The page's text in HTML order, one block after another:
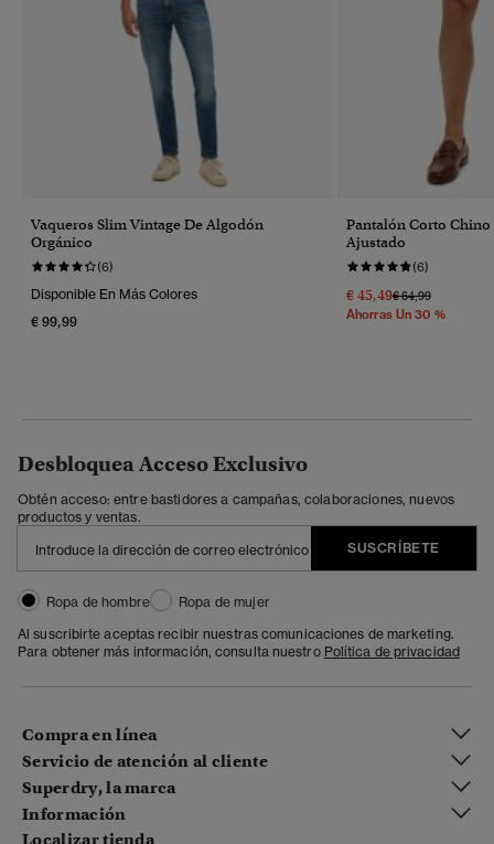
Vaqueros Slim Vintage De Algodón
Orgánico
(6)
Disponible En Más Colores
€ 99,99
Pantalón Corto
Ajustado
(6)
€ 45,49Precio Rebajado
€ 64,99A
Ahorras Un 30 %
Desbloquea Acceso Exclusivo
Obtén acceso: entre bastidores a campañas, colaboraciones, nuevos
productos y ventas.
SUSCRÍBETE
Ropa de hombre
Ropa de mujer
Al suscribirte aceptas recibir nuestras comunicaciones de marketing.
Para obtener más información, consulta nuestro Política de privacidad
Compra en línea
Servicio de atención al cliente
Superdry, la marca
Información
Localizar tienda